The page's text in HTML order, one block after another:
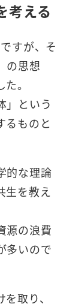
考える
すが、そ
の思想
。
」という
るものと
的な理論
生を教え
源の浪費
多いので
取り、